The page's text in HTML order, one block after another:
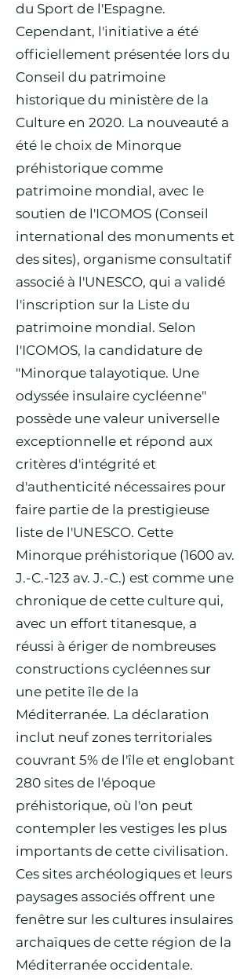
du Sport de l'Espagne.
Cependant, l'initiative a été
officiellement présentée lors du
Conseil du patrimoine
historique du ministère de la
Culture en 2020. La nouveauté a
été le choix de Minorque
préhistorique comme
patrimoine mondial, avec le
soutien de l'ICOMOS (Conseil
international des monuments et
des sites), organisme consultatif
associé à l'UNESCO, qui a validé
l'inscription sur la Liste du
patrimoine mondial. Selon
l'ICOMOS, la candidature de
"Minorque talayotique. Une
odyssée insulaire cycléenne"
possède une valeur universelle
exceptionnelle et répond aux
critères d'intégrité et
d'authenticité nécessaires pour
faire partie de la prestigieuse
liste de l'UNESCO. Cette
Minorque préhistorique (1600 av.
J.-C.-123 av. J.-C.) est comme une
chronique de cette culture qui,
avec un effort titanesque, a
réussi à ériger de nombreuses
constructions cycléennes sur
une petite île de la
Méditerranée. La déclaration
inclut neuf zones territoriales
couvrant 5% de l'île et englobant
280 sites de l'époque
préhistorique, où l'on peut
contempler les vestiges les plus
importants de cette civilisation.
Ces sites archéologiques et leurs
paysages associés offrent une
fenêtre sur les cultures insulaires
archaïques de cette région de la
Méditerranée occidentale.